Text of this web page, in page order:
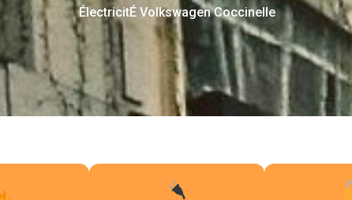
ÉlectricitÉ Volkswagen Coccinelle